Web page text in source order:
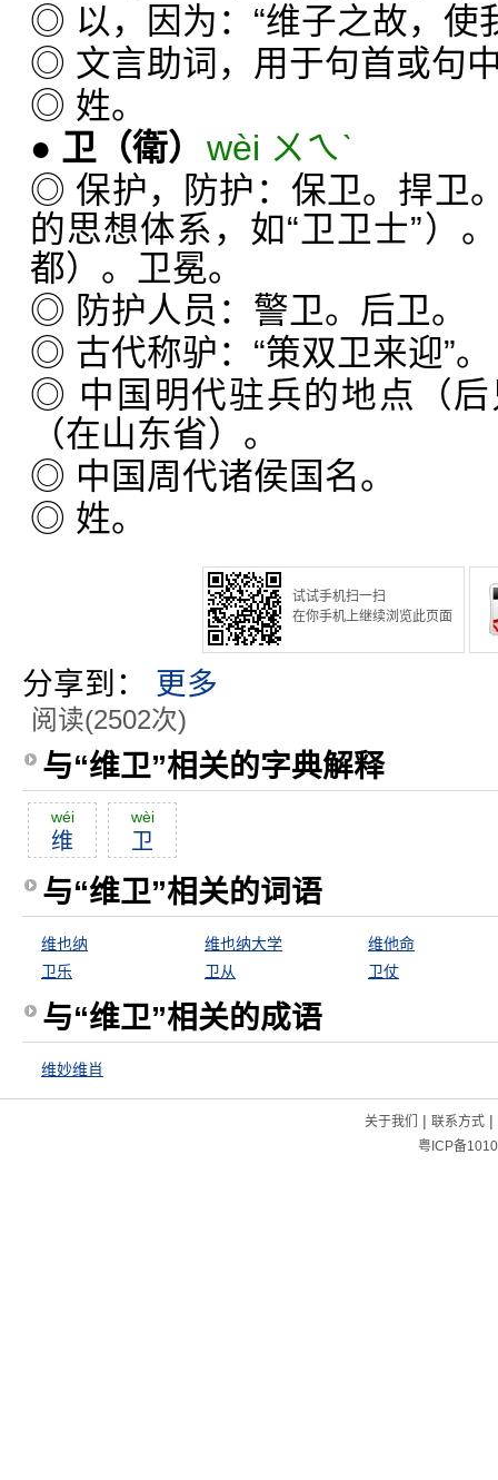
◎ 以，因为：“维子之故，使
◎ 文言助词，用于句首或句
◎ 姓。
● 卫 （衛） wèi ㄨㄟˋ
◎ 保护，防护：保卫。捍卫
的思想体系，如“卫卫士”）
都）。卫冕。
◎ 防护人员：警卫。后卫。
◎ 古代称驴：“策双卫来迎”。
◎ 中国明代驻兵的地点（
（在山东省）。
◎ 中国周代诸侯国名。
◎ 姓。
试试手机扫一扫
在你手机上继续浏览此页面
分享到： 更多
阅读(2502次)
与“维卫”相关的字典解释
wéi
维
wèi
卫
与“维卫”相关的词语
维也纳 维也纳大学
维他命
卫乐
卫从 卫仗
与“维卫”相关的成语
维妙维肖
关于我们 | 联系方式|
粤ICP备